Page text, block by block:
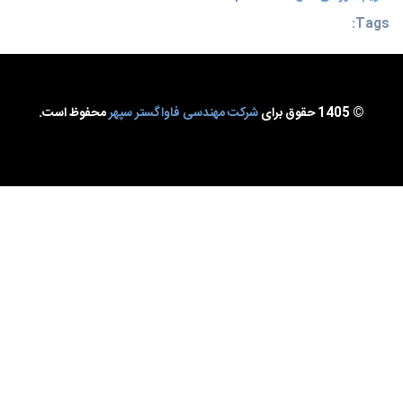
Tags:
© 1405 حقوق برای شرکت مهندسی فاواگستر سپهرمحفوظ است.